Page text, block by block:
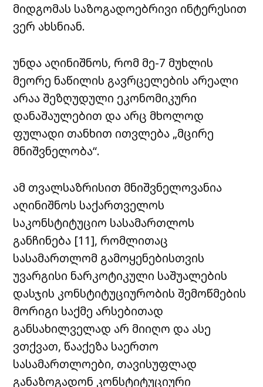
მიდგომას საზოგადოებრივი ინტერესით
ვერ ახსნიან.
უნდა აღინიშნოს, რომ მე-7 მუხლის
მეორე ნაწილის გავრცელების არეალი
არაა შეზღუდული ეკონომიკური
დანაშაულებით და არც მხოლოდ
ფულადი თანხით ითვლება „მცირე
მნიშვნელობა“.
ამ თვალსაზრისით მნიშვნელოვანია
აღინიშნოს საქართველოს
საკონსტიტუციო სასამართლოს
განჩინება [11], რომლითაც
სასამართლომ გამოყენებისთვის
უვარგისი ნარკოტიკული საშუალების
დასჯის კონსტიტუციურობის შემოწმების
მორიგი საქმე არსებითად
განსახილველად არ მიიღო და ასე
ვთქვათ, წააქეზა საერთო
სასამართლოები, თავისუფლად
განაზოგადონ კონსტიტუციური